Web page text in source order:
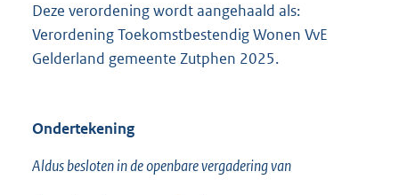
Deze verordening wordt aangehaald als:
Verordening Toekomstbestendig Wonen VvE
Gelderland gemeente Zutphen 2025.
Ondertekening
Aldus besloten in de openbare vergadering van